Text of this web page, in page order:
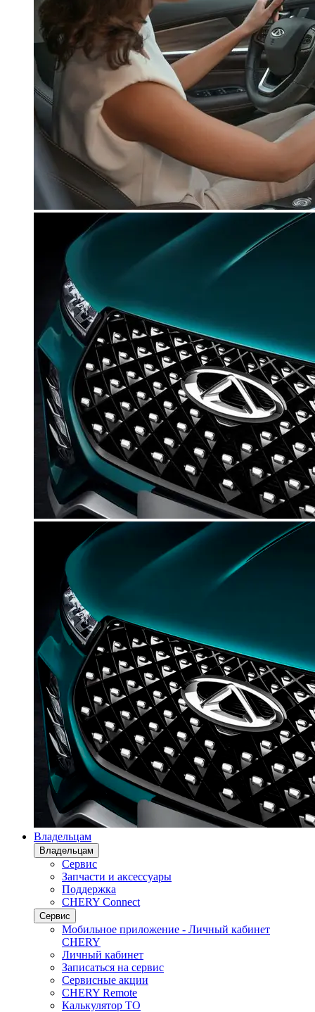
Владельцам
Владельцам
Сервис
Запчасти и аксессуары
Поддержка
CHERY Connect
Сервис
Мобильное приложение - Личный кабинет
CHERY
Личный кабинет
Записаться на сервис
Сервисные акции
CHERY Remote
Калькулятор ТО